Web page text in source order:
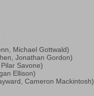
Michael Gottwald)
Jonathan Gordon)
Savone)
Ellison)
Cameron Mackintosh)